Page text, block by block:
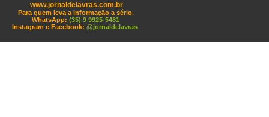
www.jornaldelavras.com.br
Para quem leva a informação a sério.
WhatsApp: (35) 9 9925-5481
Instagram e Facebook: @jornaldelavras